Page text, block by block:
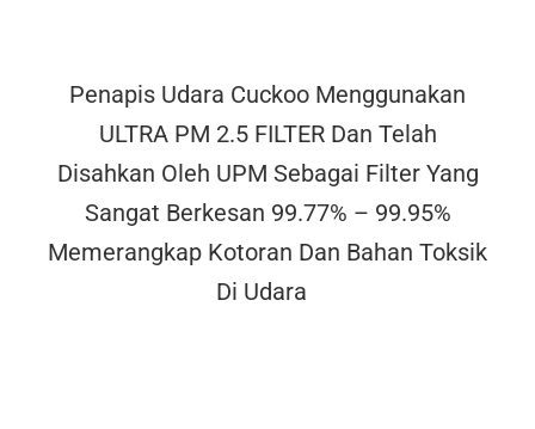
Penapis Udara Cuckoo Menggunakan
ULTRA PM 2.5 FILTER Dan Telah
Disahkan Oleh UPM Sebagai Filter Yang
Sangat Berkesan 99.77% – 99.95%
Memerangkap Kotoran Dan Bahan Toksik
Di Udara